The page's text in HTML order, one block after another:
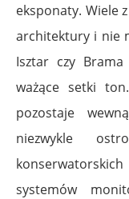
eksponaty. Wiele
architektury i nie
Isztar czy
ważące setki
pozostaje
niezwykle
systemów